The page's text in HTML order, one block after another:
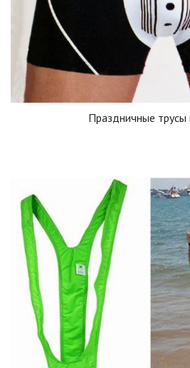
Праздничные трусы